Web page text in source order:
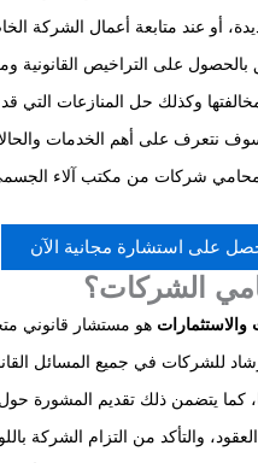
أو عند متابعة أعمال الشركة
بالحصول على التراخيص القانونية
وكذلك حل المنازعات التي
نتعرف على أهم الخدمات
محامي شركات من مكتب آلاء
على استشارة مجانية الآن
الشركات؟
هو مستشار قانوني
للشركات في جميع المسائل
كما يتضمن ذلك تقديم المشورة حول
والتأكد من التزام الشركة